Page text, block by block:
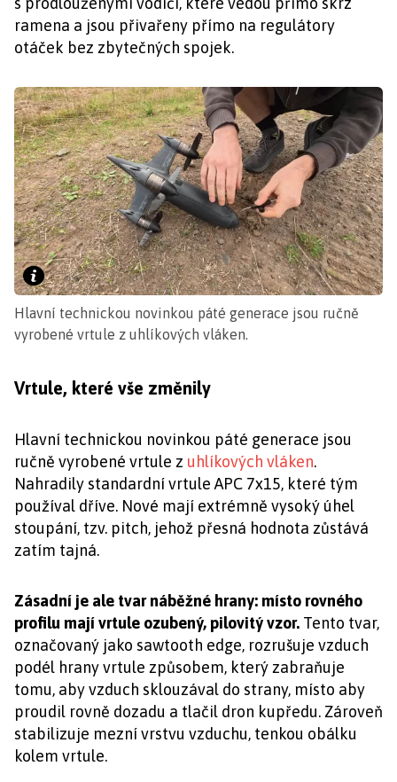
ramena a jsou přivařeny přímo na regulátory
otáček bez zbytečných spojek.
Hlavní technickou novinkou páté generace jsou ručně
vyrobené vrtule z uhlíkových vláken.
Vrtule, které vše změnily
Hlavní technickou novinkou páté generace jsou
ručně vyrobené vrtule z uhlíkových vláken.
Nahradily standardní vrtule APC 7x15, které tým
používal dříve. Nové mají extrémně vysoký úhel
stoupání, tzv. pitch, jehož přesná hodnota zůstává
zatím tajná.
Zásadní je ale tvar náběžné hrany: místo rovného
profilu mají vrtule ozubený, pilovitý vzor. Tento tvar,
označovaný jako sawtooth edge, rozrušuje vzduch
podél hrany vrtule způsobem, který zabraňuje
tomu, aby vzduch sklouzával do strany, místo aby
proudil rovně dozadu a tlačil dron kupředu. Zároveň
stabilizuje mezní vrstvu vzduchu, tenkou obálku
kolem vrtule.